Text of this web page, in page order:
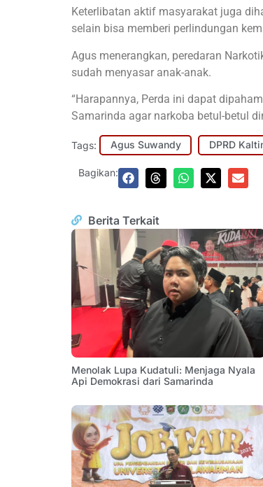
Keterlibatan aktif masyarakat juga
selain bisa memberi perlindungan
Agus menerangkan, peredaran
sudah menyasar anak-anak.
“Harapannya, Perda ini dapat
Samarinda agar narkoba betul-betul
Tags: Agus Suwandy DPRD
Bagikan:
Berita Terkait
Menolak Lupa Kudatuli: Menjaga Nyala
Api Demokrasi dari Samarinda